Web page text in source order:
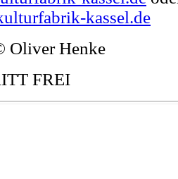
kassel.de
Oliver Henke
FREI